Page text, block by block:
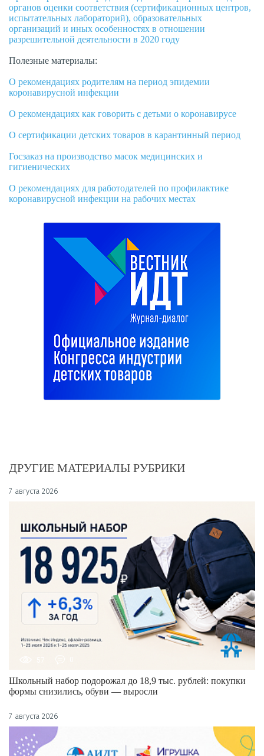
органов оценки соответствия (сертификационных центров,
испытательных лабораторий), образовательных
организаций и иных особенностях в отношении
разрешительной деятельности в 2020 году
Полезные материалы:
О рекомендациях родителям на период эпидемии
коронавирусной инфекции
О рекомендациях как говорить с детьми о коронавирусе
О сертификации детских товаров в карантинный период
Госзаказ на производство масок медицинских и
гигиенических
О рекомендациях для работодателей по профилактике
коронавирусной инфекции на рабочих местах
ДРУГИЕ МАТЕРИАЛЫ РУБРИКИ
7 августа 2026
Школьный набор подорожал до 18,9 тыс. рублей: покупки
формы снизились, обуви — выросли
7 августа 2026